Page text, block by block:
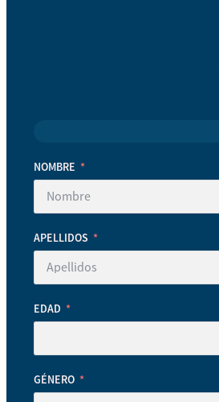
NOMBRE
APELLIDOS
EDAD
GÉNERO